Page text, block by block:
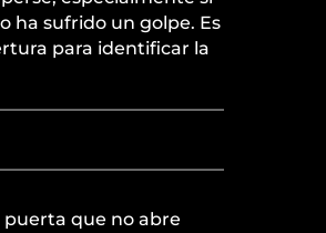
ha sufrido un golpe. Es
para identificar la
puerta que no abre